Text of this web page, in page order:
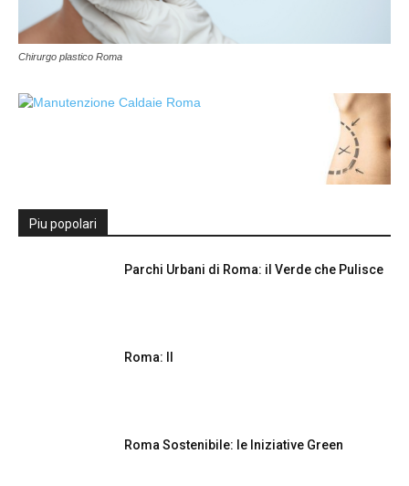
Chirurgo plastico Roma
Piu popolari
Parchi Urbani di Roma: il Verde che Pulisce
Roma: Il
Roma Sostenibile: le Iniziative Green